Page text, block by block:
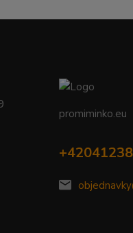
promiminko.eu